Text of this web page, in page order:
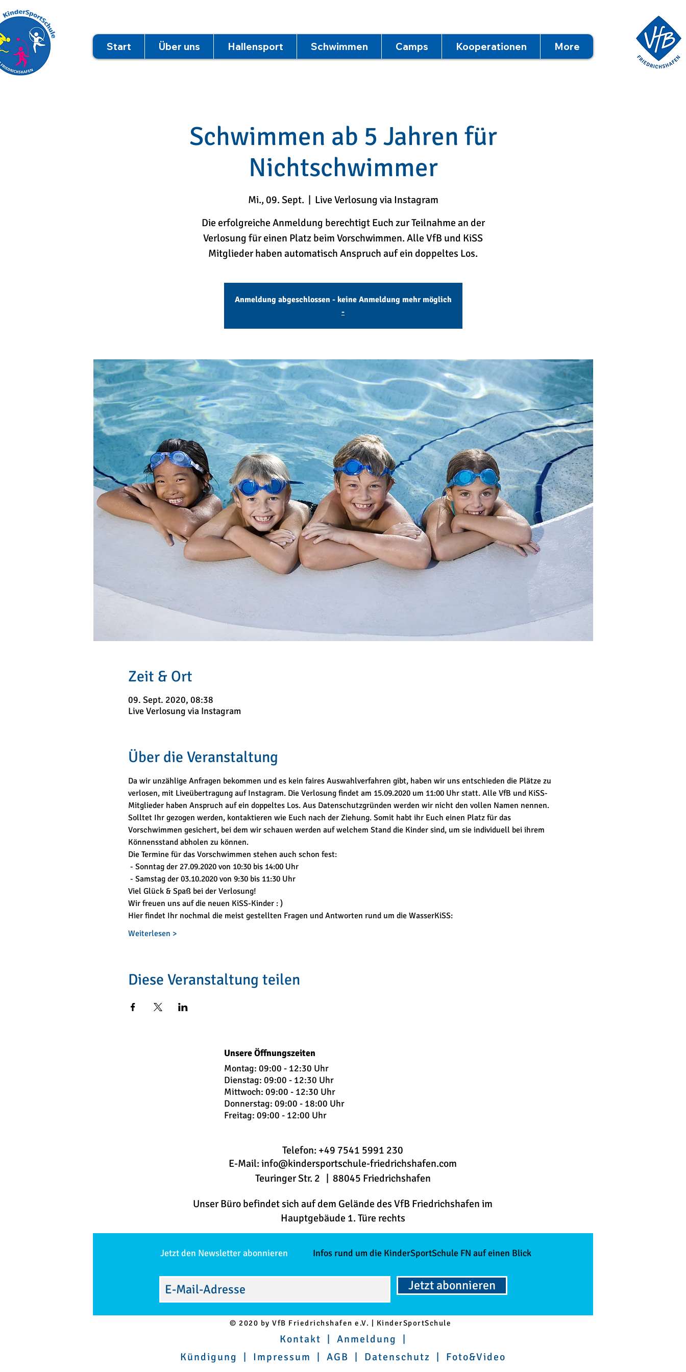
Start Über uns Hallensport Schwimmen Camps Kooperationen More
Schwimmen ab 5 Jahren für
Nichtschwimmer
Mi., 09. Sept.
Live Verlosung via Instagram
Die erfolgreiche Anmeldung berechtigt Euch zur Teilnahme an der
Verlosung für einen Platz beim Vorschwimmen. Alle VfB und KiSS
Mitglieder haben automatisch Anspruch auf ein doppeltes Los.
Anmeldung abgeschlossen - keine Anmeldung mehr möglich
-
Zeit & Ort
09. Sept. 2020, 08:38
Live Verlosung via Instagram
Über die Veranstaltung
Da wir unzählige Anfragen bekommen und es kein faires Auswahlverfahren gibt, haben wir uns entschieden die Plätze zu
verlosen, mit Liveübertragung auf Instagram. Die Verlosung findet am 15.09.2020 um 11:00 Uhr statt. Alle VfB und KiSS-
Mitglieder haben Anspruch auf ein doppeltes Los. Aus Datenschutzgründen werden wir nicht den vollen Namen nennen.
Solltet Ihr gezogen werden, kontaktieren wie Euch nach der Ziehung. Somit habt ihr Euch einen Platz für das
Vorschwimmen gesichert, bei dem wir schauen werden auf welchem Stand die Kinder sind, um sie individuell bei ihrem
Könnensstand abholen zu können.
Die Termine für das Vorschwimmen stehen auch schon fest:
- Sonntag der 27.09.2020 von 10:30 bis 14:00 Uhr
- Samstag der 03.10.2020 von 9:30 bis 11:30 Uhr
Viel Glück & Spaß bei der Verlosung!
Wir freuen uns auf die neuen KiSS-Kinder : )
Hier findet Ihr nochmal die meist gestellten Fragen und Antworten rund um die WasserKiSS:
Weiterlesen >
Diese Veranstaltung teilen
Unsere Öffnungszeiten
Montag: 09:00 - 12:30 Uhr
Dienstag: 09:00 - 12:30 Uhr
Mittwoch: 09:00 - 12:30 Uhr
Donnerstag: 09:00 - 18:00 Uhr
Freitag: 09:00 - 12:00 Uhr
Telefon: +49 7541 5991 230
E-Mail: info@kindersportschule-friedrichshafen.com
Teuringer Str. 2 | 88045 Friedrichshafen
Unser Büro befindet sich auf dem Gelände des VfB Friedrichshafen im
Hauptgebäude 1. Türe rechts
Jetzt den Newsletter abonnieren Infos rund um die KinderSportSchule FN auf einen Blick
Jetzt abonnieren
© 2020 by VfB Friedrichshafen e.V. | KinderSportSchule
Kontakt Anmeldung
Kündigung
Impressum AGB Datenschutz Foto&Video